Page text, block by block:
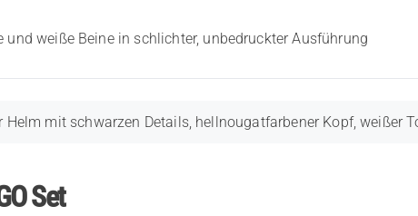
und weiße Beine in schlichter, unbedruckter Ausführung
Helm mit schwarzen Details, hellnougatfarbener Kopf, weißer
Set